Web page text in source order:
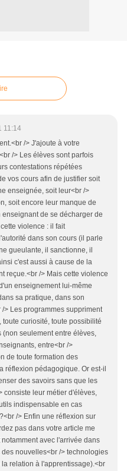
11:14
/> J'ajoute à votre
/> Les élèves sont parfois
contestations répétées
vos cours afin de justifier soit
enseignée, soit leur<br />
soit encore leur manque de
de se décharger de
violence : il fait
dans son cours (il parle
gueulante, il sanctionne, il
c'est aussi à cause de la
reçue.<br /> Mais cette violence
enseignement lui-même
sa pratique, dans son
> Les programmes suppriment
curiosité, toute possibilité
seulement entre élèves,
entre<br />
de toute formation des
réflexion pédagogique. Or est-il
des savoirs sans que les
consiste leur métier d'élèves,
indispensable en cas
/> Enfin une réflexion sur
pas dans votre article me
avec l'arrivée dans
nouvelles<br /> technologies
relation à l'apprentissage).<br